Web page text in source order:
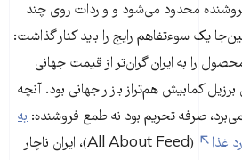
محدود می‌شود و واردات روی چند
یک سوء‌تفاهم رایج را باید کنار گذاشت:
را به ایران گران‌تر از قیمت جهانی
کمابیش هم‌تراز بازار جهانی بود. آنچه
صرفه تحریم بود نه طمع فروشنده: به
غذا
(All About Feed)، ایران ناچار